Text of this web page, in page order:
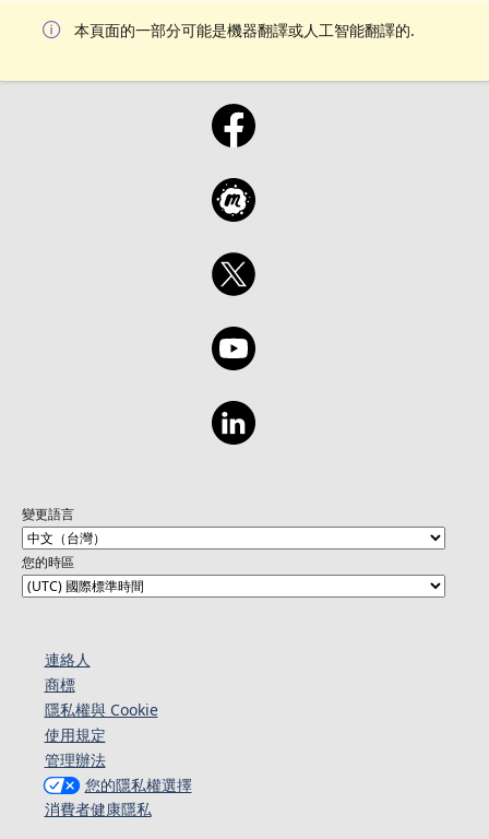
本頁面的一部分可能是機器翻譯或人工智能翻譯的.
變更語言
您的時區
連絡人​​
商標
隱私權與 Cookie
使用規定
管理辦法
您的隱私權選擇
消費者健康隱私